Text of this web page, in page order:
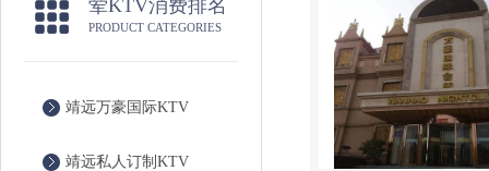
荤KTV消费排名
PRODUCT CATEGORIES
靖远万豪国际KTV
靖远私人订制KTV